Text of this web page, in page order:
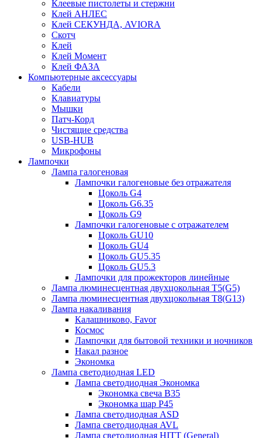
Клеевые пистолеты и стержни
Клей АНЛЕС
Клей СЕКУНДА, AVIORA
Скотч
Клей
Клей Момент
Клей ФАЗА
Компьютерные аксессуары
Кабели
Клавиатуры
Мышки
Патч-Корд
Чистящие средства
USB-HUB
Микрофоны
Лампочки
Лампа галогеновая
Лампочки галогеновые без отражателя
Цоколь G4
Цоколь G6.35
Цоколь G9
Лампочки галогеновые с отражателем
Цоколь GU10
Цоколь GU4
Цоколь GU5.35
Цоколь GU5.3
Лампочки для прожекторов линейные
Лампа люминесцентная двухцокольная Т5(G5)
Лампа люминесцентная двухцокольная Т8(G13)
Лампа накаливания
Калашниково, Favor
Космос
Лампочки для бытовой техники и ночников
Накал разное
Экономка
Лампа светодиодная LED
Лампа светодиодная Экономка
Экономка свеча B35
Экономка шар P45
Лампа светодиодная ASD
Лампа светодиодная AVL
Лампа светодиодная HITT (General)